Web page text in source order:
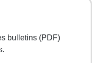
bulletins (PDF)